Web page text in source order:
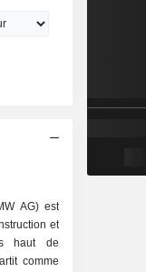
AG) est
et
haut de
comme